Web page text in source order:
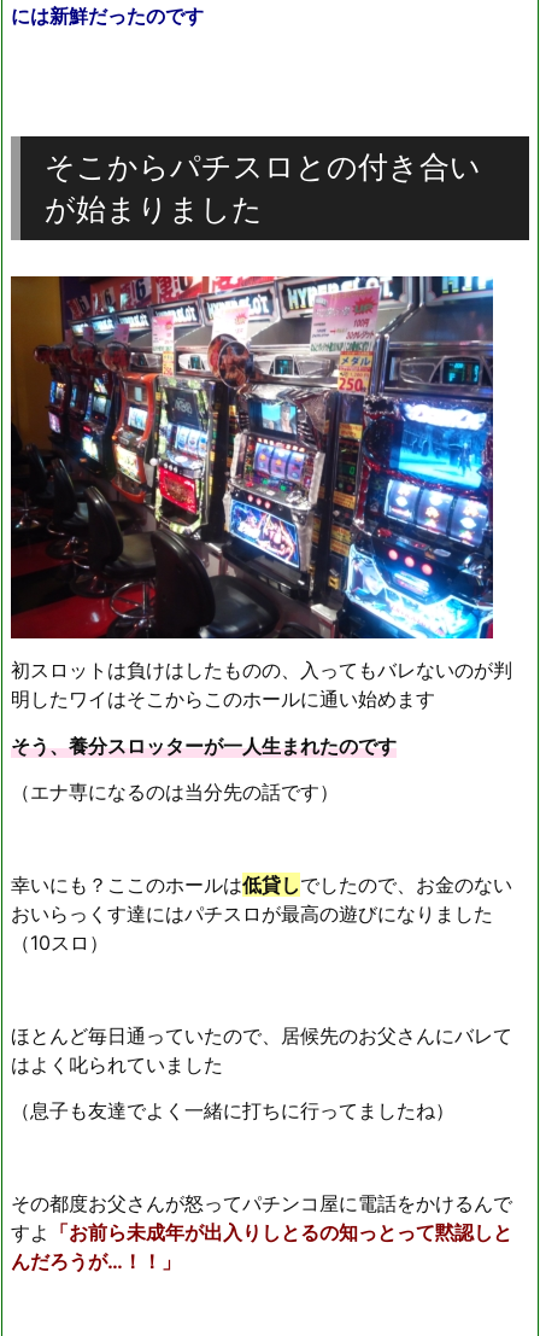
には新鮮だったのです
そこからパチスロとの付き合い
が始まりました
初スロットは負けはしたものの、入ってもバレないのが判
明したワイはそこからこのホールに通い始めます
そう、養分スロッターが一人生まれたのです
（エナ専になるのは当分先の話です）
幸いにも？ここのホールは低貸しでしたので、お金のない
おいらっくす達にはパチスロが最高の遊びになりました
（10スロ）
ほとんど毎日通っていたので、居候先のお父さんにバレて
はよく叱られていました
（息子も友達でよく一緒に打ちに行ってましたね）
その都度お父さんが怒ってパチンコ屋に電話をかけるんで
すよ 「お前ら未成年が出入りしとるの知っとって黙認しと
んだろうが…！！」